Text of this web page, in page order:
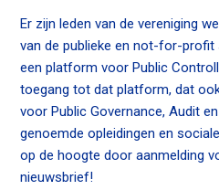
p
t
o
m
a
i
n
c
Er zijn leden van de vereniging
van de publieke en not-for-profit
een platform voor Public
toegang tot dat platform, dat
voor Public Governance, Audit
genoemde opleidingen en
op de hoogte door aanmelding
nieuwsbrief!